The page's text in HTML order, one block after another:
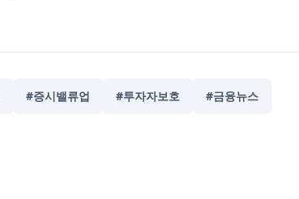
#증시밸류업 #투자자보호 #금융뉴스